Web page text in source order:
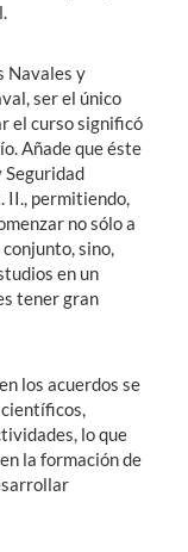
Navales y
ser el único
el curso significó
Añade que éste
Seguridad
II., permitiendo,
no sólo a
sino,
en un
tener gran
los acuerdos se
lo que
la formación de